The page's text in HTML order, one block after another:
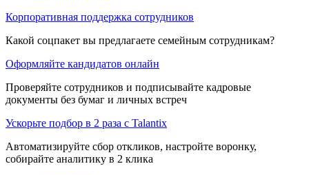
Корпоративная поддержка сотрудников
Какой соцпакет вы предлагаете семейным сотрудникам?
Оформляйте кандидатов онлайн
Проверяйте сотрудников и подписывайте кадровые
документы без бумаг и личных встреч
Ускорьте подбор в 2 раза с Talantix
Автоматизируйте сбор откликов, настройте воронку,
собирайте аналитику в 2 клика